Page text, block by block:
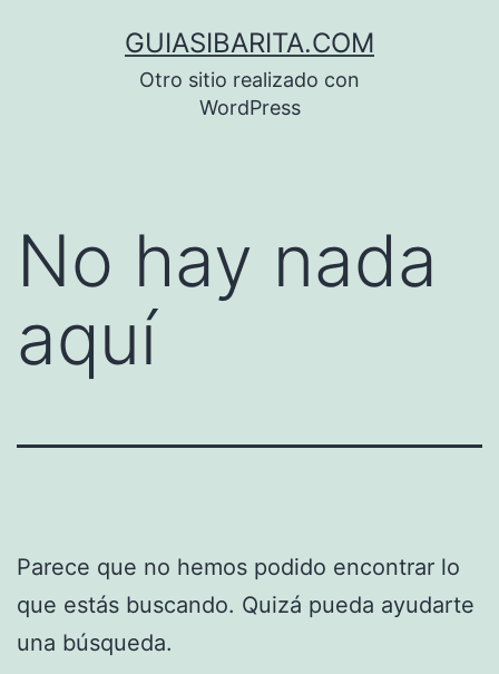
GUIASIBARITA.COM
Otro sitio realizado con
WordPress
No hay nada
aquí
Parece que no hemos podido encontrar lo
que estás buscando. Quizá pueda ayudarte
una búsqueda.